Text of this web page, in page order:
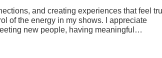
and creating experiences that feel
your style may be, I like every experience to